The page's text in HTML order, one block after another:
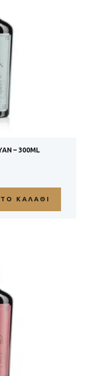
– 300ML
ΚΑΛΆΘΙ